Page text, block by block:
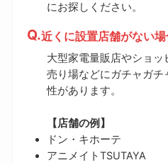
にお探しください。
近くに設置店舗がない
大型家電量販店やショ
売り場などにガチャガ
性があります。
【店舗の例】
ドン・キホーテ
アニメイトTSUTAYA